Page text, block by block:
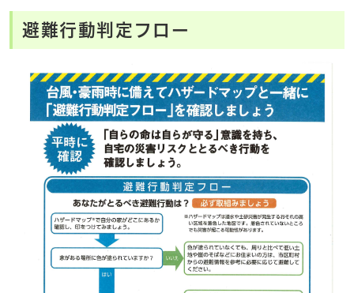
避難行動判定フロー